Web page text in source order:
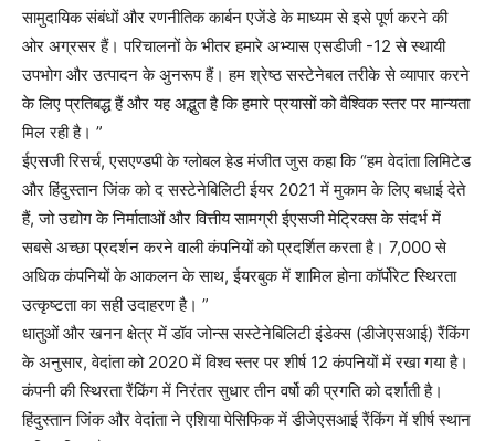
सामुदायिक संबंधों और रणनीतिक कार्बन एजेंडे के माध्यम से इसे पूर्ण करने की
ओर अग्रसर हैं। परिचालनों के भीतर हमारे अभ्यास एसडीजी -12 से स्थायी
उपभोग और उत्पादन के अुनरूप हैं। हम श्रेष्ठ सस्टेनेबल तरीके से व्यापार करने
के लिए प्रतिबद्ध हैं और यह अद्भुत है कि हमारे प्रयासों को वैश्विक स्तर पर मान्यता
मिल रही है। ”
ईएसजी रिसर्च, एसएण्डपी के ग्लोबल हेड मंजीत जुस कहा कि “हम वेदांता लिमिटेड
और हिंदुस्तान जिंक को द सस्टेनेबिलिटी ईयर 2021 में मुकाम के लिए बधाई देते
हैं, जो उद्योग के निर्माताओं और वित्तीय सामग्री ईएसजी मेट्रिक्स के संदर्भ में
सबसे अच्छा प्रदर्शन करने वाली कंपनियों को प्रदर्शित करता है। 7,000 से
अधिक कंपनियों के आकलन के साथ, ईयरबुक में शामिल होना कॉर्पोरेट स्थिरता
उत्कृष्टता का सही उदाहरण है। ”
धातुओं और खनन क्षेत्र में डॉव जोन्स सस्टेनेबिलिटी इंडेक्स (डीजेएसआई) रैंकिंग
के अनुसार, वेदांता को 2020 में विश्व स्तर पर शीर्ष 12 कंपनियों में रखा गया है।
कंपनी की स्थिरता रैंकिंग में निरंतर सुधार तीन वर्षो की प्रगति को दर्शाती है।
हिंदुस्तान जिंक और वेदांता ने एशिया पेसिफिक में डीजेएसआई रैंकिंग में शीर्ष स्थान